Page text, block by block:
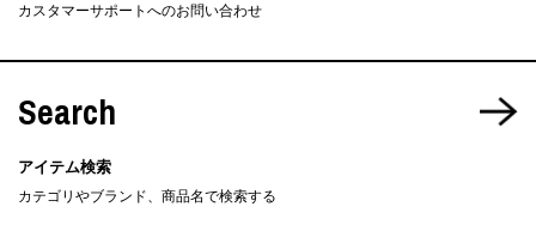
カスタマーサポートへのお問い合わせ
Search
アイテム検索
カテゴリやブランド、商品名で検索する